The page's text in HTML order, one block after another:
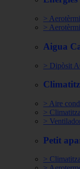
>
>
Aigua
> Dipòsit
> Aire
>
>
Petit
>